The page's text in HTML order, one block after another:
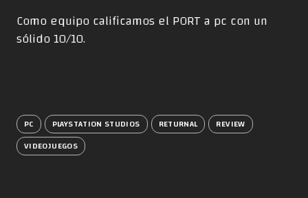
Como equipo calificamos el PORT a pc con un
sólido 10/10.
PC PLAYSTATION STUDIOS RETURNAL
REVIEW
VIDEOJUEGOS